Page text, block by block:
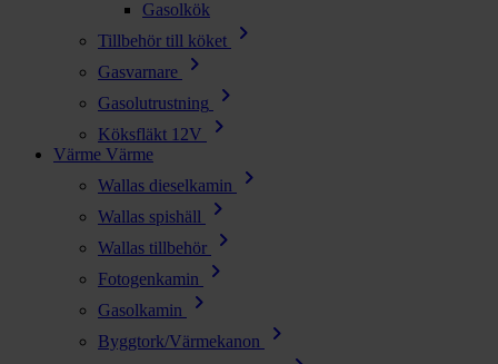
Gasolkök
Tillbehör till köket
chevron_right
Gasvarnare chevron_right
Gasolutrustning chevron_right
Köksfläkt 12V chevron_right
Värme Värme
Wallas dieselkamin
chevron_right
Wallas spishäll chevron_right
Wallas tillbehör chevron_right
Fotogenkamin chevron_right
Gasolkamin chevron_right
Byggtork/Värmekanon chevron_right